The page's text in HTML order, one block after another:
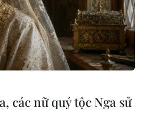
MỤC
viếng Chủ
các nữ quý tộc Nga sử